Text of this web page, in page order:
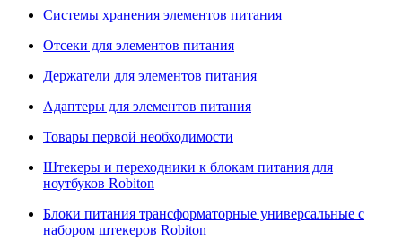
Системы хранения элементов питания
Отсеки для элементов питания
Держатели для элементов питания
Адаптеры для элементов питания
Товары первой необходимости
Штекеры и переходники к блокам питания для
ноутбуков Robiton
Блоки питания трансформаторные универсальные с
набором штекеров Robiton